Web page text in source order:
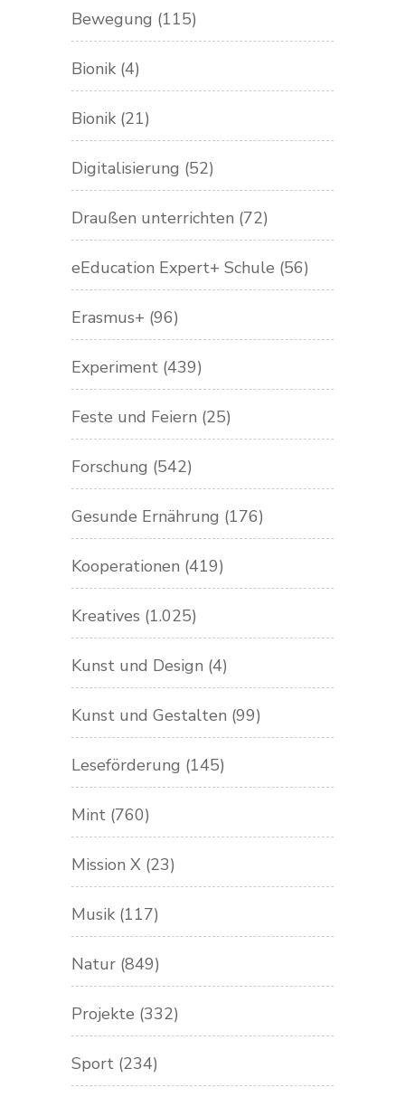
Bewegung (115)
Bionik (4)
Bionik (21)
Digitalisierung (52)
Draußen unterrichten (72)
eEducation Expert+ Schule (56)
Erasmus+ (96)
Experiment (439)
Feste und Feiern (25)
Forschung (542)
Gesunde Ernährung (176)
Kooperationen (419)
Kreatives (1.025)
Kunst und Design (4)
Kunst und Gestalten (99)
Leseförderung (145)
Mint (760)
Mission X (23)
Musik (117)
Natur (849)
Projekte (332)
Sport (234)